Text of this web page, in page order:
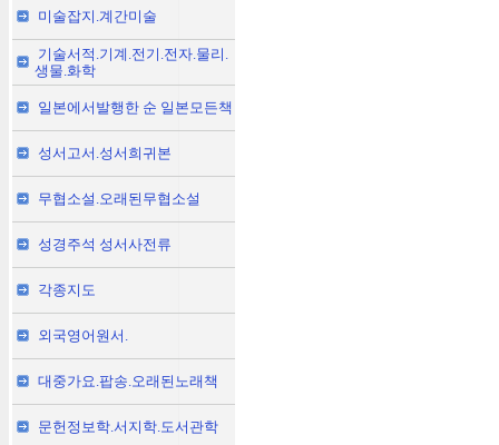
미술잡지.계간미술
기술서적.기계.전기.전자.물리.
생물.화학
일본에서발행한 순 일본모든책
성서고서.성서희귀본
무협소설.오래된무협소설
성경주석 성서사전류
각종지도
외국영어원서.
대중가요.팝송.오래된노래책
문헌정보학.서지학.도서관학